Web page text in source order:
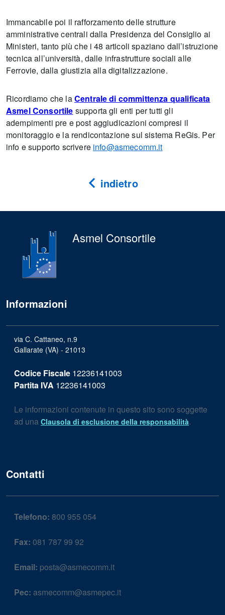
Immancabile poi il rafforzamento delle strutture
amministrative centrali dalla Presidenza del Consiglio ai
Ministeri, tanto più che i 48 articoli spaziano dall’istruzione
tecnica all’università, dalle infrastrutture sociali alle
Ferrovie, dalla giustizia alla digitalizzazione.
Ricordiamo che laCentrale di committenza qualificata
Asmel Consortile supporta gli enti per tutti gli
adempimenti pre e post aggiudicazioni compresi il
monitoraggio e la rendicontazione sul sistema ReGis. Per
info e supporto scrivere info@asmecomm.it
indietro
Asmel Consortile
Informazioni
via C. Cattaneo, n.9
Gallarate (VA) - 21013
Codice Fiscale 12236141003
Partita IVA 12236141003
Le informazioni contenute in questo sito sono soggette
ad una Clausola di esclusione della responsabilità.
Contatti
Telefono: 800 955 054
Fax: 081 787 99 92
Email: posta@asmecomm.it
Pec: asmecomm@asmepec.it